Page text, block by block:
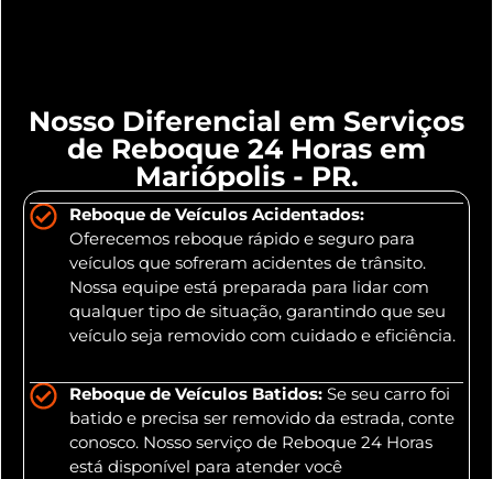
Nosso Diferencial em Serviços
de Reboque 24 Horas em
Mariópolis - PR.
Reboque de Veículos Acidentados:
Oferecemos reboque rápido e seguro para
veículos que sofreram acidentes de trânsito.
Nossa equipe está preparada para lidar com
qualquer tipo de situação, garantindo que seu
veículo seja removido com cuidado e eficiência.
Reboque de Veículos Batidos: Se seu carro foi
batido e precisa ser removido da estrada, conte
conosco. Nosso serviço de Reboque 24 Horas
está disponível para atender você